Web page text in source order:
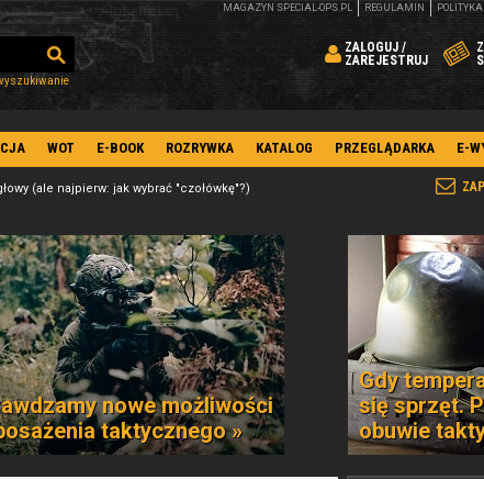
ZALOGUJ /
ZAREJESTRUJ
MAGAZYN SPECIAL-OPS.PL REGULAMIN POLITYKA
WOT E-BOOK ROZRYWKA KATALOG PRZEGLĄDARKA E-
(ale najpierw: jak wybrać "czołówkę"?)
nowe możliwości
taktycznego »
Gdy
się sprzęt.
obuwie